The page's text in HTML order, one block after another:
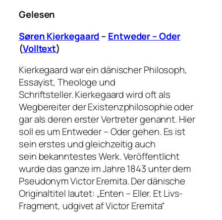
Gelesen
Søren Kierkegaard– Entweder – Oder
(Volltext)
Kierkegaard war ein dänischer Philosoph,
Essayist, Theologe und
Schriftsteller. Kierkegaard wird oft als
Wegbereiter der Existenzphilosophie oder
gar als deren erster Vertreter genannt. Hier
soll es um Entweder – Oder gehen. Es ist
sein erstes und gleichzeitig auch
sein bekanntestes Werk. Veröffentlicht
wurde das ganze im Jahre 1843 unter dem
Pseudonym Victor Eremita. Der dänische
Originaltitel lautet: „Enten – Eller. Et Livs-
Fragment, udgivet af Victor Eremita“